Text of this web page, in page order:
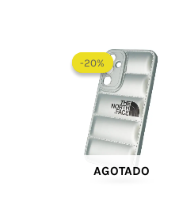
-20%
AGOTADO
-20%
precio
original
era:
$ 60.000.